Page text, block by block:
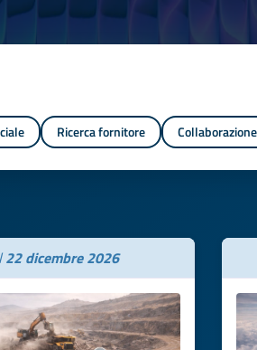
Ricerca fornitore
22 dicembre 2026